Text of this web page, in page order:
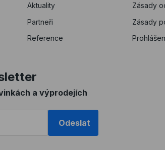
Aktuality
Partneři
Reference
Zásady
Zásady
a výprodejích
Odeslat